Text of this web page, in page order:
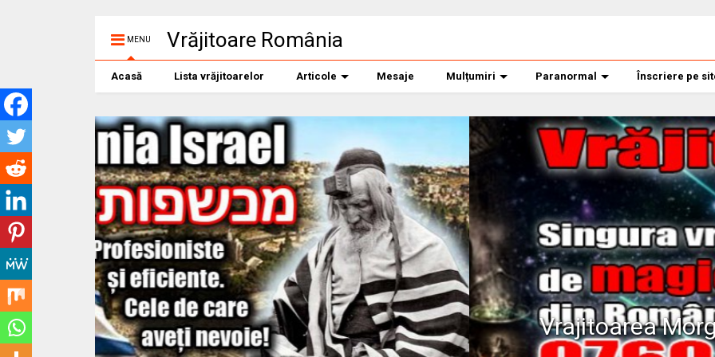
MENU Vrăjitoare România
Acasă Lista vrăjitoarelor Articole Mesaje Mulțumiri Paranormal Înscriere pe
Vrajitoarea Morgana banner mare